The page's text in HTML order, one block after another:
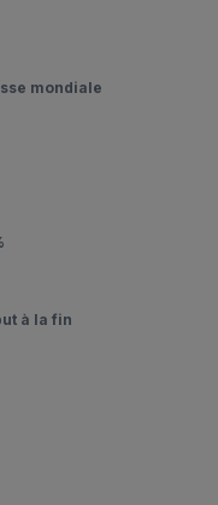
mondiale
à la fin